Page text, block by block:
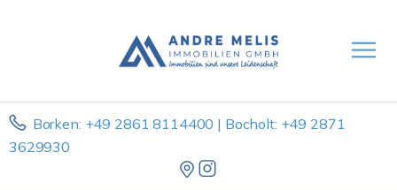
Borken: +49 2861 8114400 | Bocholt: +49 2871
3629930